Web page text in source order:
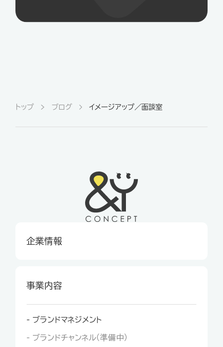
トップ ブログ イメージアップ／面談室
企業情報
事業内容
- ブランドマネジメント
- ブランドチャンネル（準備中）